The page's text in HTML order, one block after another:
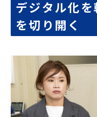
デジタル化
を切り開く